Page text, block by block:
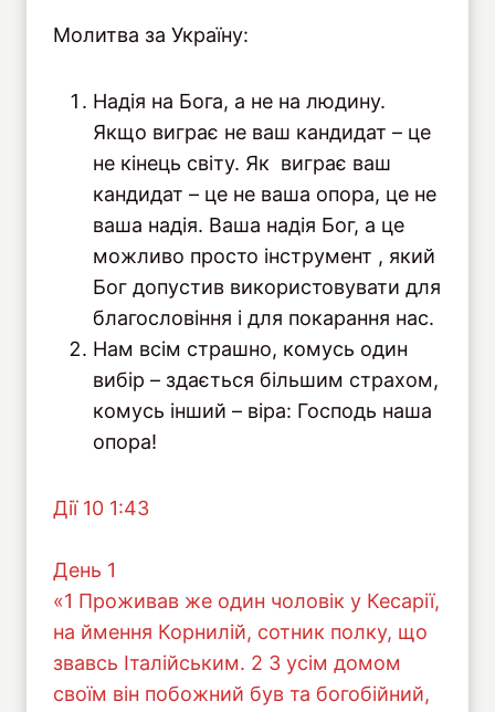
Молитва за Україну:
Надія на Бога, а не на людину.
Якщо виграє не ваш кандидат – це
не кінець світу. Як виграє ваш
кандидат – це не ваша опора, це не
ваша надія. Ваша надія Бог, а це
можливо просто інструмент , який
Бог допустив використовувати для
благословіння і для покарання нас.
Нам всім страшно, комусь один
вибір – здається більшим страхом,
комусь інший – віра: Господь наша
опора!
Дiї 10 1:43
День 1
«1 Проживав же один чоловік у Кесарії,
на ймення Корнилій, сотник полку, що
звавсь Італійським. 2 З усім домом
своїм він побожний був та богобійний,